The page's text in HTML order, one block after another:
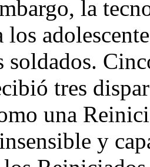
la
los
soldados.
tres
una
y